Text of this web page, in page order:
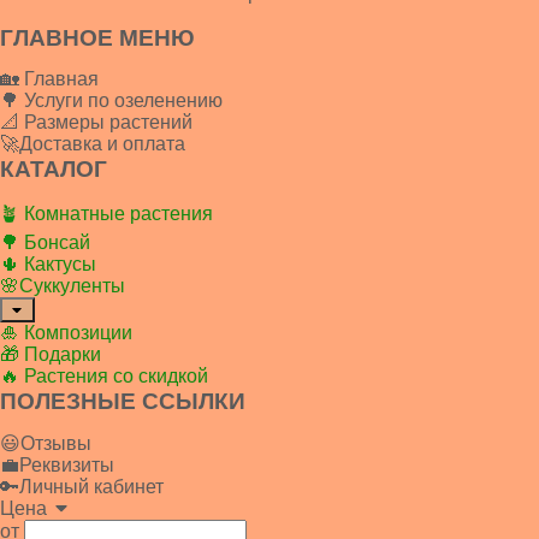
ГЛАВНОЕ МЕНЮ
🏡 Главная
🌳 Услуги по озеленению
📐 Размеры растений
🚀Доставка и оплата
КАТАЛОГ
🪴 Комнатные растения
🌳 Бонсай
🌵 Кактусы
🌸Суккуленты
🎍 Композиции
🎁 Подарки
🔥 Растения со скидкой
ПОЛЕЗНЫЕ ССЫЛКИ
😃Отзывы
💼Реквизиты
🔑Личный кабинет
Цена
от